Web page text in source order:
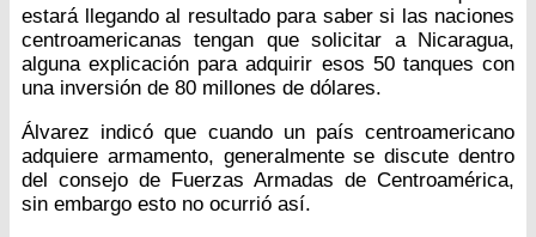
estará llegando al resultado para saber si las naciones
centroamericanas tengan que solicitar a Nicaragua,
alguna explicación para adquirir esos 50 tanques con
una inversión de 80 millones de dólares.
Álvarez indicó que cuando un país centroamericano
adquiere armamento, generalmente se discute dentro
del consejo de Fuerzas Armadas de Centroamérica,
sin embargo esto no ocurrió así.